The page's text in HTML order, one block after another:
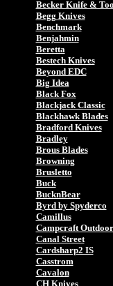
Becker Knife &
Begg Knives
Benchmark
Benjahmin
Beretta
Bestech Knives
Beyond EDC
Big Idea
Black Fox
Blackjack Classic
Blackhawk Blades
Bradford Knives
Bradley
Brous Blades
Browning
Brusletto
Buck
BucknBear
Byrd by Spyderco
Camillus
Campcraft
Canal Street
Cardsharp2 IS
Casstrom
Cavalon
CH Knives